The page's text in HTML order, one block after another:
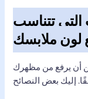
التي تتناسب
لون ملابسك
أن يرفع من مظهرك